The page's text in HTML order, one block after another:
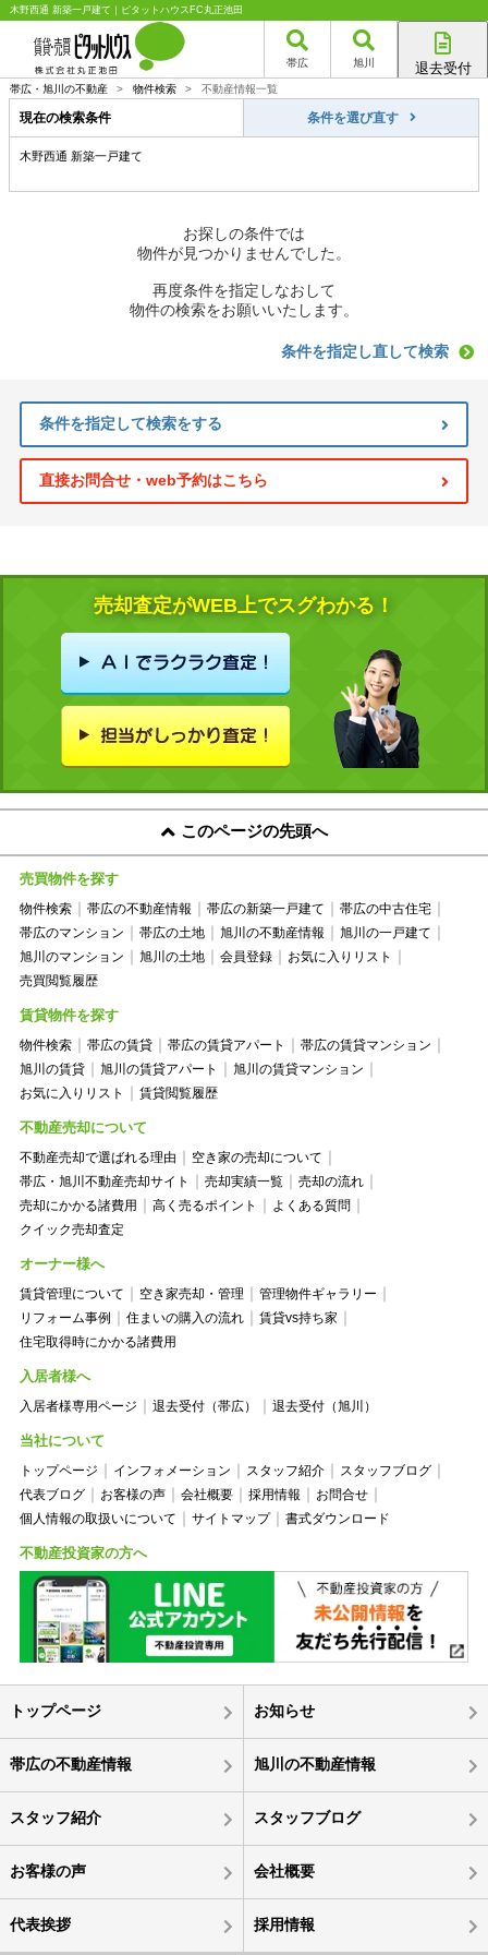
木野西通 新築一戸建て｜ピタットハウスFC丸正池田
帯広 旭川 退去受付
旭川店
帯広・旭川の不動産 > 物件検索 > 不動産情報一覧
現在の検索条件 条件を選び直す
木野西通 新築一戸建て
お探しの条件では
物件が見つかりませんでした。
再度条件を指定しなおして
物件の検索をお願いいたします。
条件を指定し直して検索
条件を指定して検索をする
直接お問合せ・web予約はこちら
売却査定がWEB上でスグわかる！
このページの先頭へ
売買物件を探す
物件検索 帯広の不動産情報 帯広の新築一戸建て
帯広の中古住宅
帯広のマンション
帯広の土地 旭川の不動産情報
旭川の一戸建て
旭川のマンション
旭川の土地 会員登録
お気に入りリスト
売買閲覧履歴
賃貸物件を探す
物件検索 帯広の賃貸 帯広の賃貸アパート
帯広の賃貸マンション
旭川の賃貸
旭川の賃貸アパート
旭川の賃貸マンション
お気に入りリスト
賃貸閲覧履歴
不動産売却について
不動産売却で選ばれる理由
空き家の売却について
帯広・旭川不動産売却サイト
売却実績一覧
売却の流れ
売却にかかる諸費用
高く売るポイント
よくある質問
クイック売却査定
オーナー様へ
賃貸管理について 空き家売却・管理
管理物件ギャラリー
リフォーム事例
住まいの購入の流れ
賃貸vs持ち家
住宅取得時にかかる諸費用
入居者様へ
入居者様専用ページ 退去受付（帯広） 退去受付（旭川）
当社について
トップページ インフォメーション スタッフ紹介
スタッフブログ
代表ブログ
お客様の声 会社概要 採用情報
お問合せ
個人情報の取扱いについて
サイトマップ 書式ダウンロード
不動産投資家の方へ
トップページ お知らせ
帯広の不動産情報 旭川の不動産情報
スタッフ紹介 スタッフブログ
お客様の声 会社概要
代表挨拶 採用情報